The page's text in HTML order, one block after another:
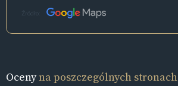
Źródło:
Ocenyna poszczególnych stronach